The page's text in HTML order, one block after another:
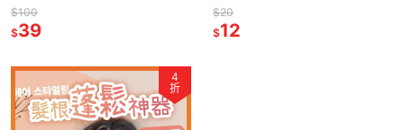
艾草 發熱 天然 發熱薑貼 腰椎貼
$100
$39
$20
$12
4
折